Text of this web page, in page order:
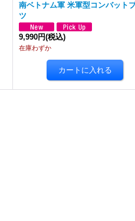
南ベトナム軍 米軍型コンバット
ツ
9,990円(税込)
在庫わずか